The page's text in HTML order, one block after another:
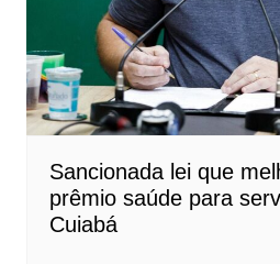
Sancionada lei que
prêmio saúde para
Cuiabá